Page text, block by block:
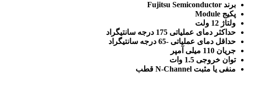
برند Fujitsu Semiconductor
پکیج Module
ولتاژ 12 ولت
حداکثر دمای عملیاتی 175 درجه سانتیگراد
حداقل دمای عملیاتی -65 درجه سانتیگراد
جریان 110 میلی آمپر
توان خروجی 1.5 وات
منفی یا مثبت N-Channel قطب